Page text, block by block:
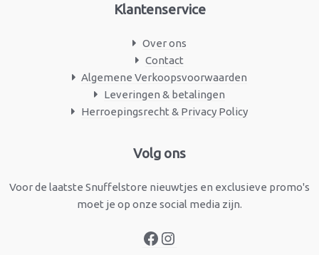
Klantenservice
Over ons
Contact
Algemene Verkoopsvoorwaarden
Leveringen & betalingen
Herroepingsrecht & Privacy Policy
Volg ons
Voor de laatste Snuffelstore nieuwtjes en exclusieve promo's
moet je op onze social media zijn.
Facebook